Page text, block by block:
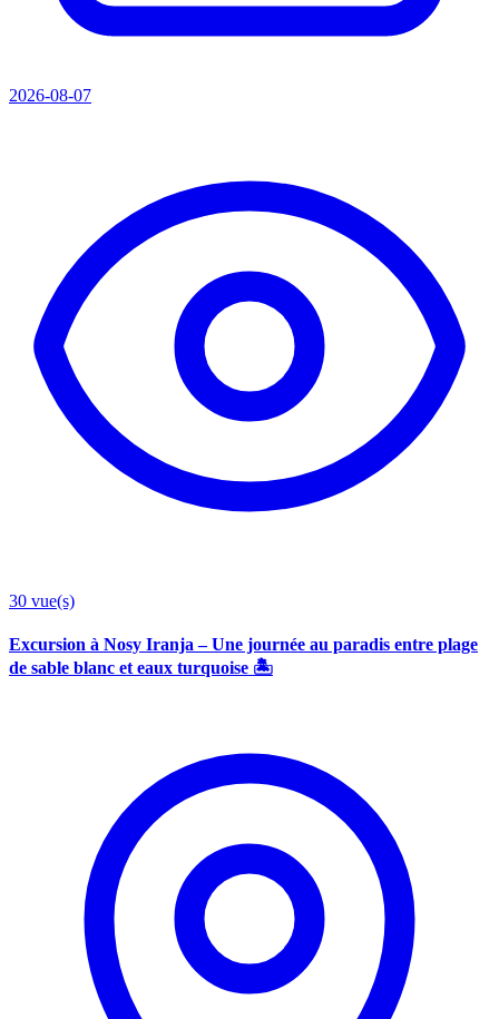
2026-08-07
30 vue(s)
Excursion à Nosy Iranja – Une journée au paradis entre plage
de sable blanc et eaux turquoise 🏝️